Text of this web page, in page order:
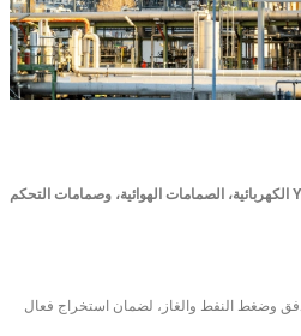
في قطاع الطاقة، تلعب صمامات YNTO الكهربائية، الصمامات الهوائية، وصمامات التحكم
وضغط النفط والغاز، لضمان استخراج فعال